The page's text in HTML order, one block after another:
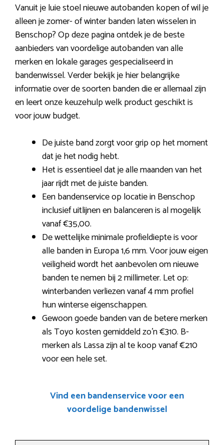
Vanuit je luie stoel nieuwe autobanden kopen of wil je
alleen je zomer- of winter banden laten wisselen in
Benschop? Op deze pagina ontdek je de beste
aanbieders van voordelige autobanden van alle
merken en lokale garages gespecialiseerd in
bandenwissel. Verder bekijk je hier belangrijke
informatie over de soorten banden die er allemaal zijn
en leert onze keuzehulp welk product geschikt is
voor jouw budget.
De juiste band zorgt voor grip op het moment
dat je het nodig hebt.
Het is essentieel dat je alle maanden van het
jaar rijdt met de juiste banden.
Een bandenservice op locatie in Benschop
inclusief uitlijnen en balanceren is al mogelijk
vanaf €35,00.
De wettelijke minimale profieldiepte is voor
alle banden in Europa 1,6 mm. Voor jouw eigen
veiligheid wordt het aanbevolen om nieuwe
banden te nemen bij 2 millimeter. Let op:
winterbanden verliezen vanaf 4 mm profiel
hun winterse eigenschappen.
Gewoon goede banden van de betere merken
als Toyo kosten gemiddeld zo’n €310. B-
merken als Lassa zijn al te koop vanaf €210
voor een hele set.
Vind een bandenservice voor een
voordelige bandenwissel